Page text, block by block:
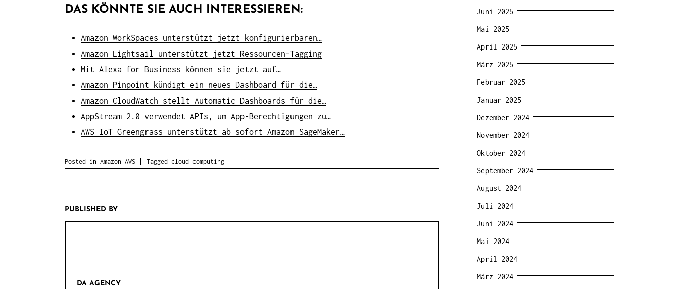
DAS KÖNNTE SIE AUCH INTERESSIEREN:
Amazon WorkSpaces unterstützt jetzt konfigurierbaren…
Amazon Lightsail unterstützt jetzt Ressourcen-Tagging
Mit Alexa for Business können sie jetzt auf…
Amazon Pinpoint kündigt ein neues Dashboard für die…
Amazon CloudWatch stellt Automatic Dashboards für die…
AppStream 2.0 verwendet APIs, um App-Berechtigungen zu…
AWS IoT Greengrass unterstützt ab sofort Amazon SageMaker…
Posted in Amazon AWS Tagged cloud computing
PUBLISHED BY
DA AGENCY
Juni 2025
Mai 2025
April 2025
März 2025
Februar 2025
Januar 2025
Dezember 2024
November 2024
Oktober 2024
September 2024
August 2024
Juli 2024
Juni 2024
Mai 2024
April 2024
März 2024